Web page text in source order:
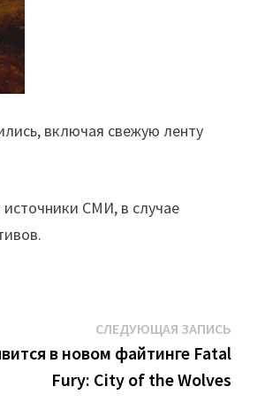
включая свежую ленту
СМИ, в случае
СЛЕДУЮЩАЯ ЗАПИСЬ
в новом файтинге Fatal
Fury: City of the Wolves